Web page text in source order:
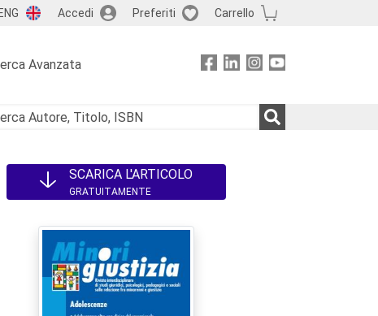
Accedi Preferiti Carrello
Avanzata
SCARICA L'ARTICOLO
GRATUITAMENTE